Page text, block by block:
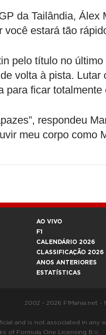
da Tailândia, Álex
você estará tão
pelo título no
volta à pista.
para ficar totalmente
respondeu
meu corpo como
AO VIVO
F1
CALENDÁRIO 2026
CLASSIFICAÇÃO 2026
ANOS ANTERIORES
ESTATÍSTICAS
2002 - 2026 F1Mania.net
and is not associated in any
of Formula One Licensing B.V.